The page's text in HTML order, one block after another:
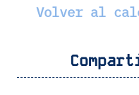
Volver al